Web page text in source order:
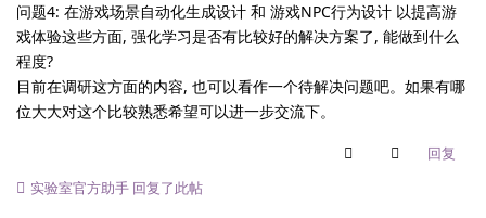
问题4: 在游戏场景自动化生成设计 和 游戏NPC行为设计 以提高游
戏体验这些方面, 强化学习是否有比较好的解决方案了, 能做到什么
程度?
目前在调研这方面的内容, 也可以看作一个待解决问题吧。如果有哪
位大大对这个比较熟悉希望可以进一步交流下。
回复
实验室官方助手 回复了此帖